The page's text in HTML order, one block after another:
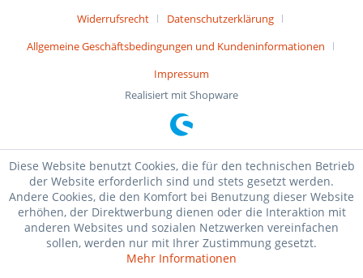
Widerrufsrecht
Datenschutzerklärung
Allgemeine Geschäftsbedingungen und Kundeninformationen
Impressum
Realisiert mit Shopware
Diese Website benutzt Cookies, die für den technischen Betrieb
der Website erforderlich sind und stets gesetzt werden.
Andere Cookies, die den Komfort bei Benutzung dieser Website
erhöhen, der Direktwerbung dienen oder die Interaktion mit
anderen Websites und sozialen Netzwerken vereinfachen
sollen, werden nur mit Ihrer Zustimmung gesetzt.
Mehr Informationen